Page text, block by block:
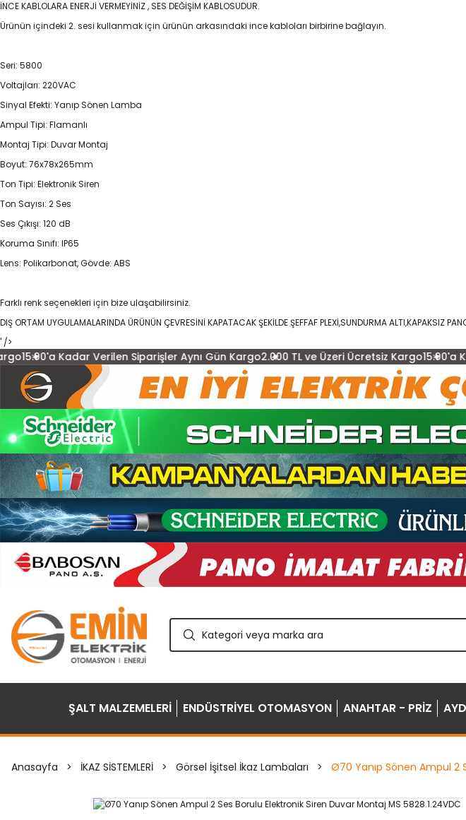
İNCE KABLOLARA ENERJİ VERMEYİNİZ , SES DEĞİŞİM KABLOSUDUR.
Ürünün içindeki 2. sesi kullanmak için ürünün arkasındaki ince kabloları birbirine bağlayın.
Seri: 5800
Voltajları: 220VAC
Sinyal Efekti: Yanıp Sönen Lamba
Ampul Tipi: Flamanlı
Montaj Tipi: Duvar Montaj
Boyut: 76x78x265mm
Ton Tipi: Elektronik Siren
Ton Sayısı: 2 Ses
Ses Çıkışı: 120 dB
Koruma Sınıfı: IP65
Lens: Polikarbonat, Gövde: ABS
Farklı renk seçenekleri için bize ulaşabilirsiniz.
DIŞ ORTAM UYGULAMALARINDA ÜRÜNÜN ÇEVRESİNİ KAPATACAK ŞEKİLDE ŞEFFAF PLEXİ,SUNDURMA ALTI,KAPAKSIZ
' />
Verilen Siparişler Aynı Gün Kargo2.000 TL ve Üzeri Ücretsiz Kargo 15:00'a Kadar Verilen
ŞALT MALZEMELERİ ENDÜSTRİYEL OTOMASYON ANAHTAR - PRİZ
Anasayfa İKAZ SİSTEMLERİ Görsel İşitsel İkaz Lambaları Ø70 Yanıp Sönen Ampul 2